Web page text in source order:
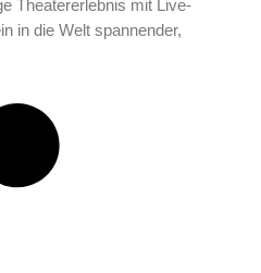
Theatererlebnis mit Live-
in die Welt spannender,